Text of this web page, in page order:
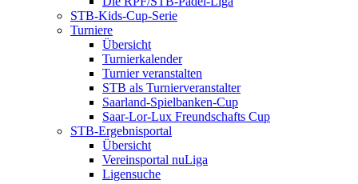
STB-Kids-Cup-Serie
Turniere
Übersicht
Turnierkalender
Turnier veranstalten
STB als Turnierveranstalter
Saarland-Spielbanken-Cup
Saar-Lor-Lux Freundschafts Cup
STB-Ergebnisportal
Übersicht
Vereinsportal nuLiga
Ligensuche